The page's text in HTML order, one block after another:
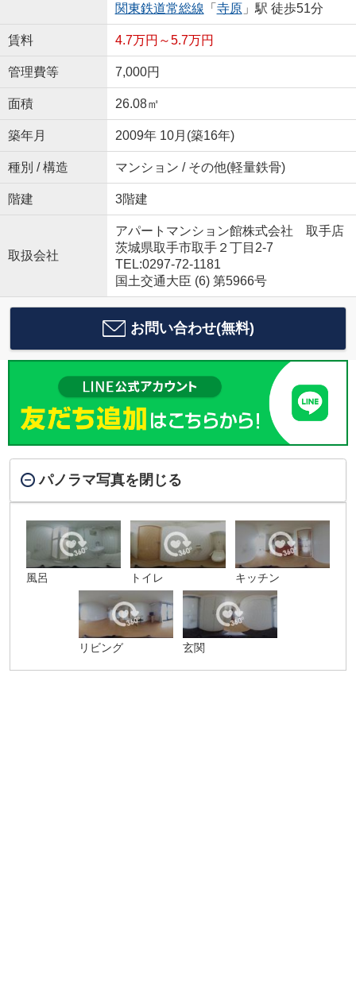
関東鉄道常総線 「 寺原」駅 徒歩51分
賃料 4.7万円～5.7万円
管理費等 7,000円
面積 26.08㎡
築年月 2009年 10月(築16年)
種別 / 構造 マンション / その他(軽量鉄骨)
階建 3階建
取扱会社
アパートマンション館株式会社 取手店
茨城県取手市取手２丁目2-7
TEL:0297-72-1181
国土交通大臣 (6) 第5966号
お問い合わせ(無料)
パノラマ写真を閉じる
風呂 トイレ キッチン
リビング 玄関